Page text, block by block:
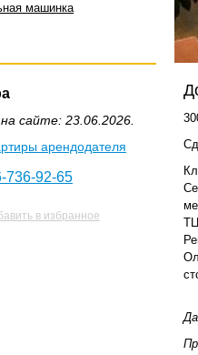
машинка
сайте: 23.06.2026.
арендодателя
736-92-65
в избранное